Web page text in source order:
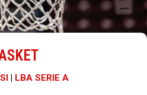
| LBA SERIE A